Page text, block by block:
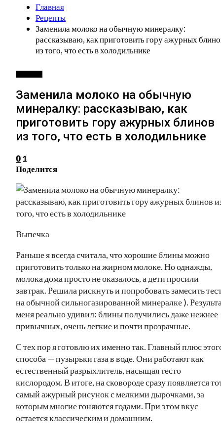
Главная
Рецепты
Заменила молоко на обычную минералку:
рассказываю, как приготовить гору ажурных
из того, что есть в холодильнике
Заменила молоко на обычную
минералку: рассказываю, как
приготовить гору ажурных блинов
из того, что есть в холодильнике
0 1
Поделится
Выпечка
Раньше я всегда считала, что хорошие блины можно
приготовить только на жирном молоке. Но однажды,
молока дома просто не оказалось, а дети просили
завтрак. Решила рискнуть и попробовать замесить
на обычной сильногазированной минералке ).
меня реально удивил: блины получились даже нежнее
привычных, очень легкие и почти прозрачные.
С тех пор я готовлю их именно так. Главный плюс
способа — пузырьки газа в воде. Они работают как
естественный разрыхлитель, насыщая тесто
кислородом. В итоге, на сковороде сразу появляется
самый ажурный рисунок с мелкими дырочками, за
которым многие гоняются годами. При этом вкус
остается классическим и домашним.